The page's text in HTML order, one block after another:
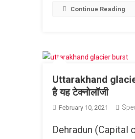
Continue Reading
Uttarakhand
है यह टेक्नोलॉजी
February 10, 2021
Dehradun (Capital